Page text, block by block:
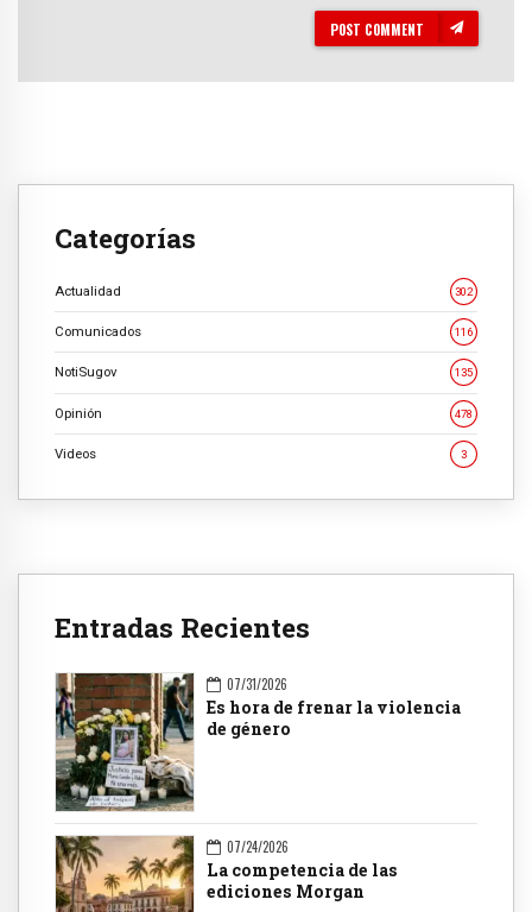
POST COMMENT
Categorías
Actualidad 302
Comunicados 116
NotiSugov 135
Opinión 478
Videos 3
Entradas Recientes
07/31/2026
Es hora de frenar la violencia
de género
07/24/2026
La competencia de las
ediciones Morgan